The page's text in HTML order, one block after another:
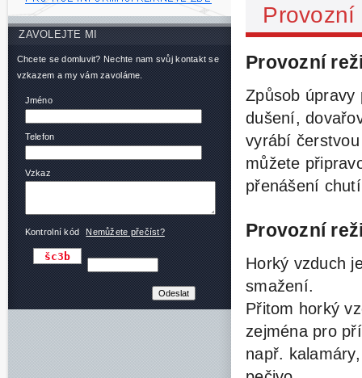
ZAVOLEJTE MI
Chcete se domluvit? Nechte nam svůj kontakt se
vzkazem a my vám zavoláme.
Jméno
Telefon
Vzkaz
Kontrolní kód Nemůžete přečíst?
Provozní
Provozní
Způsob
dušení,
vyrábí
můžete
přenášení
Provozní
Horký vzduch
smažení.
Přitom horký
zejména pro
např.